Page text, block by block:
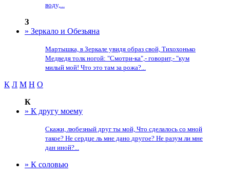
воду,...
З
» Зеркало и Обезьяна
Мартышка, в Зеркале увидя образ свой, Тихохонько
Медведя толк ногой: "Смотри-ка",- говорит,- "кум
милый мой! Что это там за рожа?...
К Л М Н О
К
» К другу моему
Скажи, любезный друг ты мой, Что сделалось со мной
такое? Не сердце ль мне дано другое? Не разум ли мне
дан иной?...
» К соловью